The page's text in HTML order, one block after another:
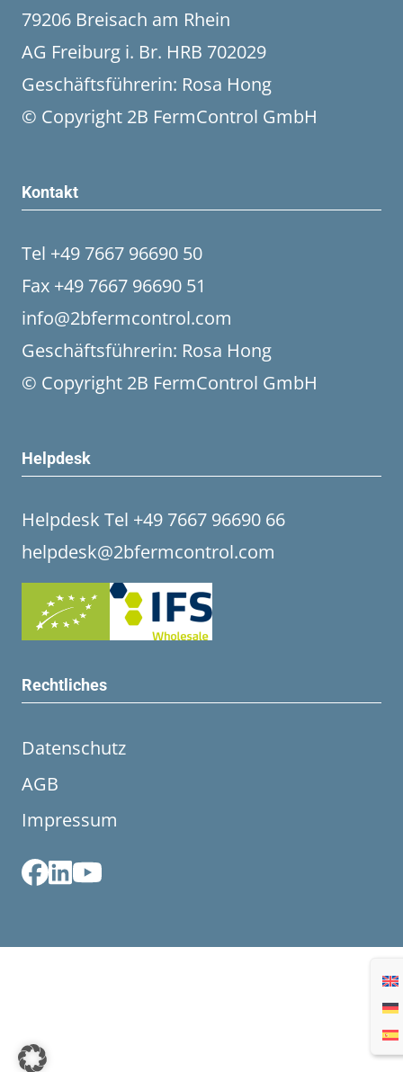
79206 Breisach am Rhein
AG Freiburg i. Br. HRB 702029
Geschäftsführerin: Rosa Hong
© Copyright 2B FermControl GmbH
Kontakt
Tel +49 7667 96690 50
Fax +49 7667 96690 51
info@2bfermcontrol.com
Geschäftsführerin: Rosa Hong
© Copyright 2B FermControl GmbH
Helpdesk
Helpdesk Tel +49 7667 96690 66
helpdesk@2bfermcontrol.com
Rechtliches
Datenschutz
AGB
Impressum